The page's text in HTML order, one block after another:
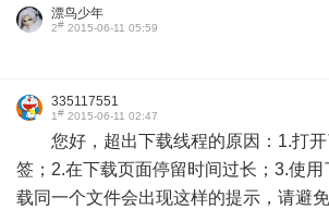
漂鸟少年
2# 2015-06-11 05:59
335117551
1# 2015-06-11 02:47
您好，超出下载线程的原因：1.打
签；2.在下载页面停留时间过长；3.使
载同一个文件会出现这样的提示，请避